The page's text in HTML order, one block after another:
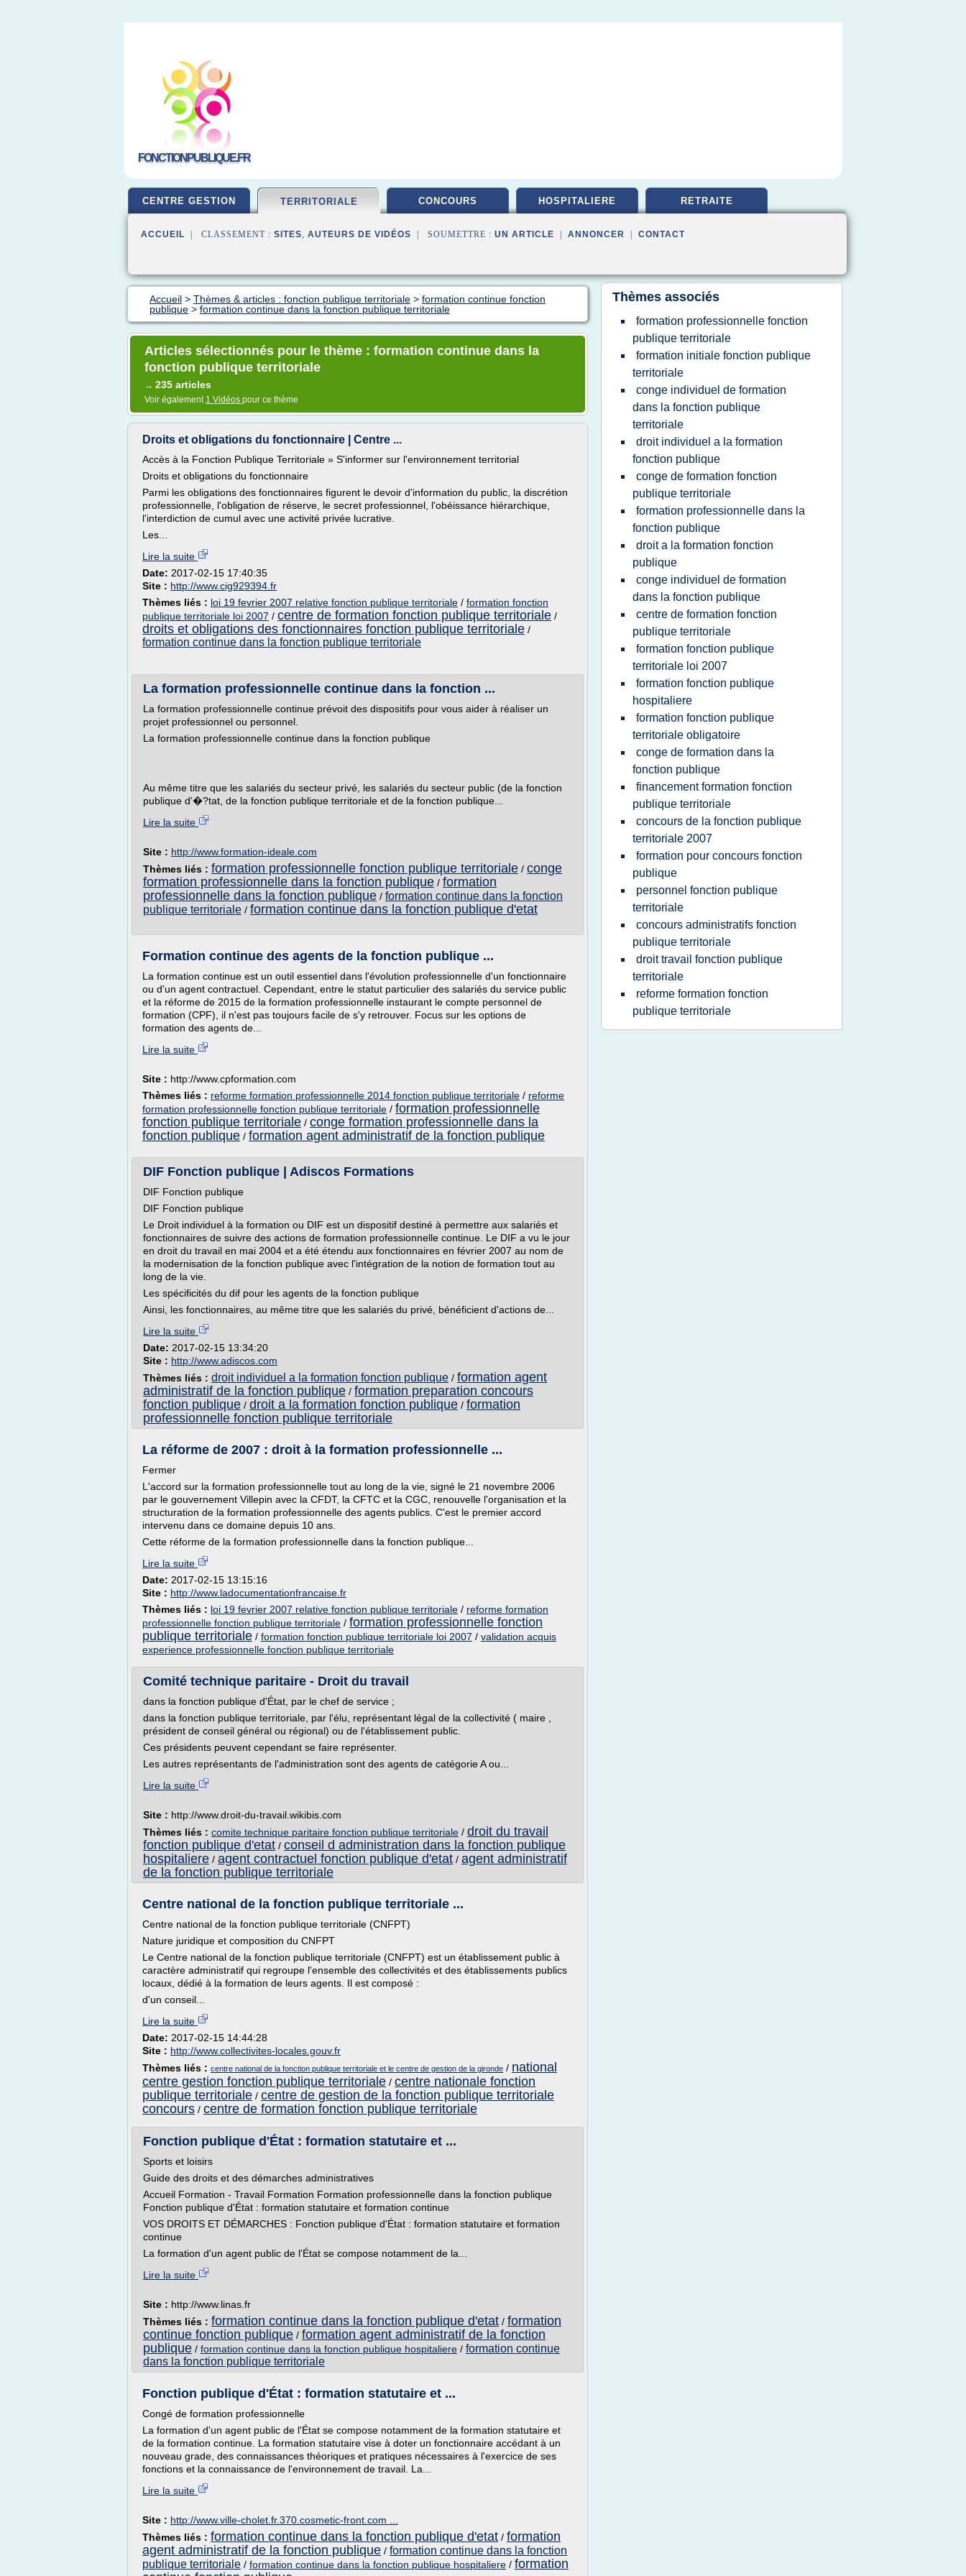
FONCTIONPUBLIQUE.FR
CENTRE GESTION TERRITORIALE CONCOURS HOSPITALIERE RETRAITE
ACCUEIL | CLASSEMENT : SITES, AUTEURS DE VIDÉOS | SOUMETTRE : UN ARTICLE ANNONCER CONTACT
Accueil > Thèmes & articles : fonction publique territoriale > formation continue fonction
publique > formation continue dans la fonction publique territoriale
Articles sélectionnés pour le thème : formation continue dans la
fonction publique territoriale
→ 235 articles
Voir également 1 Vidéos pour ce thème
Droits et obligations du fonctionnaire | Centre ...
Accès à la Fonction Publique Territoriale » S'informer sur l'environnement territorial
Droits et obligations du fonctionnaire
Parmi les obligations des fonctionnaires figurent le devoir d'information du public, la discrétion
professionnelle, l'obligation de réserve, le secret professionnel, l'obéissance hiérarchique,
l'interdiction de cumul avec une activité privée lucrative.
Les...
Lire la suite
Date: 2017-02-15 17:40:35
Site : http://www.cig929394.fr
Thèmes liés : loi 19 fevrier 2007 relative fonction publique territoriale / formation fonction
publique territoriale loi 2007 / centre de formation fonction publique territoriale /
droits et obligations des fonctionnaires fonction publique territoriale /
formation continue dans la fonction publique territoriale
La formation professionnelle continue dans la fonction ...
La formation professionnelle continue prévoit des dispositifs pour vous aider à réaliser un
projet professionnel ou personnel.
La formation professionnelle continue dans la fonction publique
Au même titre que les salariés du secteur privé, les salariés du secteur public (de la fonction
publique d'�?tat, de la fonction publique territoriale et de la fonction publique...
Lire la suite
Site : http://www.formation-ideale.com
Thèmes liés : formation professionnelle fonction publique territoriale / conge
formation professionnelle dans la fonction publique / formation
professionnelle dans la fonction publique / formation continue dans la fonction
publique territoriale / formation continue dans la fonction publique d'etat
Formation continue des agents de la fonction publique ...
La formation continue est un outil essentiel dans l'évolution professionnelle d'un fonctionnaire
ou d'un agent contractuel. Cependant, entre le statut particulier des salariés du service public
et la réforme de 2015 de la formation professionnelle instaurant le compte personnel de
formation (CPF), il n'est pas toujours facile de s'y retrouver. Focus sur les options de
formation des agents de...
Lire la suite
Site : http://www.cpformation.com
Thèmes liés : reforme formation professionnelle 2014 fonction publique territoriale / reforme
formation professionnelle fonction publique territoriale / formation professionnelle
fonction publique territoriale / conge formation professionnelle dans la
fonction publique / formation agent administratif de la fonction publique
DIF Fonction publique | Adiscos Formations
DIF Fonction publique
DIF Fonction publique
Le Droit individuel à la formation ou DIF est un dispositif destiné à permettre aux salariés et
fonctionnaires de suivre des actions de formation professionnelle continue. Le DIF a vu le jour
en droit du travail en mai 2004 et a été étendu aux fonctionnaires en février 2007 au nom de
la modernisation de la fonction publique avec l'intégration de la notion de formation tout au
long de la vie.
Les spécificités du dif pour les agents de la fonction publique
Ainsi, les fonctionnaires, au même titre que les salariés du privé, bénéficient d'actions de...
Lire la suite
Date: 2017-02-15 13:34:20
Site : http://www.adiscos.com
Thèmes liés : droit individuel a la formation fonction publique / formation agent
administratif de la fonction publique / formation preparation concours
fonction publique / droit a la formation fonction publique / formation
professionnelle fonction publique territoriale
La réforme de 2007 : droit à la formation professionnelle ...
Fermer
L'accord sur la formation professionnelle tout au long de la vie, signé le 21 novembre 2006
par le gouvernement Villepin avec la CFDT, la CFTC et la CGC, renouvelle l'organisation et la
structuration de la formation professionnelle des agents publics. C'est le premier accord
intervenu dans ce domaine depuis 10 ans.
Cette réforme de la formation professionnelle dans la fonction publique...
Lire la suite
Date: 2017-02-15 13:15:16
Site : http://www.ladocumentationfrancaise.fr
Thèmes liés : loi 19 fevrier 2007 relative fonction publique territoriale / reforme formation
professionnelle fonction publique territoriale / formation professionnelle fonction
publique territoriale / formation fonction publique territoriale loi 2007 / validation acquis
experience professionnelle fonction publique territoriale
Comité technique paritaire - Droit du travail
dans la fonction publique d'État, par le chef de service ;
dans la fonction publique territoriale, par l'élu, représentant légal de la collectivité ( maire ,
président de conseil général ou régional) ou de l'établissement public.
Ces présidents peuvent cependant se faire représenter.
Les autres représentants de l'administration sont des agents de catégorie A ou...
Lire la suite
Site : http://www.droit-du-travail.wikibis.com
Thèmes liés : comite technique paritaire fonction publique territoriale / droit du travail
fonction publique d'etat / conseil d administration dans la fonction publique
hospitaliere / agent contractuel fonction publique d'etat / agent administratif
de la fonction publique territoriale
Centre national de la fonction publique territoriale ...
Centre national de la fonction publique territoriale (CNFPT)
Nature juridique et composition du CNFPT
Le Centre national de la fonction publique territoriale (CNFPT) est un établissement public à
caractère administratif qui regroupe l'ensemble des collectivités et des établissements publics
locaux, dédié à la formation de leurs agents. Il est composé :
d'un conseil...
Lire la suite
Date: 2017-02-15 14:44:28
Site : http://www.collectivites-locales.gouv.fr
Thèmes liés : centre national de la fonction publique territoriale et le centre de gestion de la gironde / national
centre gestion fonction publique territoriale / centre nationale fonction
publique territoriale / centre de gestion de la fonction publique territoriale
concours / centre de formation fonction publique territoriale
Fonction publique d'État : formation statutaire et ...
Sports et loisirs
Guide des droits et des démarches administratives
Accueil Formation - Travail Formation Formation professionnelle dans la fonction publique
Fonction publique d'État : formation statutaire et formation continue
VOS DROITS ET DÉMARCHES : Fonction publique d'État : formation statutaire et formation
continue
La formation d'un agent public de l'État se compose notamment de la...
Lire la suite
Site : http://www.linas.fr
Thèmes liés : formation continue dans la fonction publique d'etat / formation
continue fonction publique / formation agent administratif de la fonction
publique / formation continue dans la fonction publique hospitaliere / formation continue
dans la fonction publique territoriale
Fonction publique d'État : formation statutaire et ...
Congé de formation professionnelle
La formation d'un agent public de l'État se compose notamment de la formation statutaire et
de la formation continue. La formation statutaire vise à doter un fonctionnaire accédant à un
nouveau grade, des connaissances théoriques et pratiques nécessaires à l'exercice de ses
fonctions et la connaissance de l'environnement de travail. La...
Lire la suite
Site : http://www.ville-cholet.fr.370.cosmetic-front.com ...
Thèmes liés : formation continue dans la fonction publique d'etat / formation
agent administratif de la fonction publique / formation continue dans la fonction
publique territoriale / formation continue dans la fonction publique hospitaliere / formation
Thèmes associés
formation professionnelle fonction
publique territoriale
formation initiale fonction publique
territoriale
conge individuel de formation
dans la fonction publique
territoriale
droit individuel a la formation
fonction publique
conge de formation fonction
publique territoriale
formation professionnelle dans la
fonction publique
droit a la formation fonction
publique
conge individuel de formation
dans la fonction publique
centre de formation fonction
publique territoriale
formation fonction publique
territoriale loi 2007
formation fonction publique
hospitaliere
formation fonction publique
territoriale obligatoire
conge de formation dans la
fonction publique
financement formation fonction
publique territoriale
concours de la fonction publique
territoriale 2007
formation pour concours fonction
publique
personnel fonction publique
territoriale
concours administratifs fonction
publique territoriale
droit travail fonction publique
territoriale
reforme formation fonction
publique territoriale